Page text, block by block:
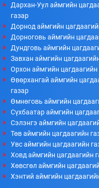
Дархан-Уул аймгийн
газар
Дорнод аймгийн
Дорноговь аймгийн
Дундговь аймгийн
Завхан аймгийн
Орхон аймгийн цагдаагийн
Өвөрхангай аймгийн
газар
Өмнөговь аймгийн
Сүхбаатар аймгийн
Сэлэнгэ аймгийн
Төв аймгийн цагдаагийн
Увс аймгийн цагдаагийн
Ховд аймгийн цагдаагийн
Хөвсгөл аймгийн
Хэнтий аймгийн